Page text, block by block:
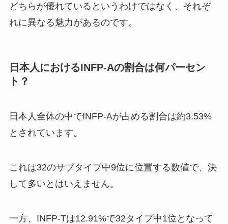
どちらが優れているというわけではなく、それぞ
れに異なる魅力があるのです。
日本人におけるINFP-Aの割合は何パーセン
ト？
日本人全体の中でINFP-Aが占める割合は約3.53%
とされています。
これは32のサブタイプ中9位に位置する数値で、決
して多いとはいえません。
一方、INFP-Tは12.91%で32タイプ中1位となって